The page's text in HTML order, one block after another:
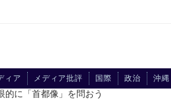
ィア メディア批評 国際 政治 沖縄
的に「首都像」を問おう